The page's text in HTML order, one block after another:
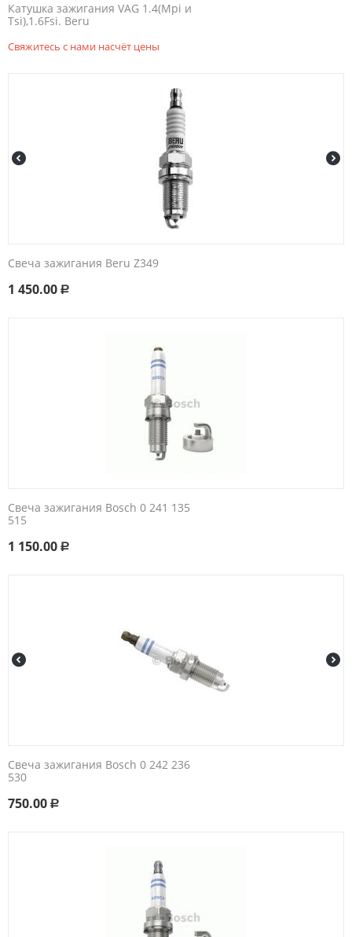
Катушка зажигания VAG 1.4(Mpi и
Tsi),1.6Fsi. Beru
Свяжитесь с нами насчёт цены
Свеча зажигания Beru Z349
1 450.00 Р
Свеча зажигания Bosch 0 241 135
515
1 150.00 Р
Свеча зажигания Bosch 0 242 236
530
750.00 Р